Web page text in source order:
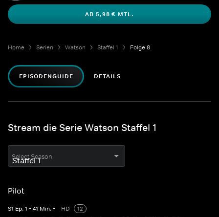
AB 5,98 € MTL.
Home Serien Watson Staffel 1 Folge 8
EPISODENGUIDE DETAILS
Stream die Serie Watson Staffel 1
Select Season
Pilot
S1 Ep.1 • 41 Min. • HD
12